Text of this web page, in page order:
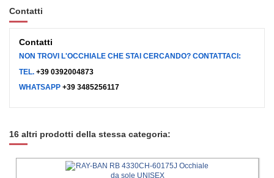
Contatti
Contatti
NON TROVI L'OCCHIALE CHE STAI CERCANDO? CONTATTACI:
TEL. +39 0392004873
WHATSAPP +39 3485256117
16 altri prodotti della stessa categoria: